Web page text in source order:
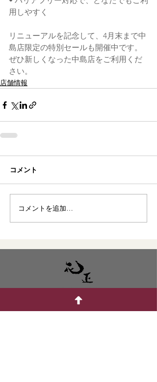
用しやすく
リニューアルを記念して、4月末まで中
島店限定の特別セールも開催中です。
ぜひ新しくなった中島店をご利用くだ
さい。
店舗情報
コメント
コメントを追加…
FOR YOU FLOWER LIFE